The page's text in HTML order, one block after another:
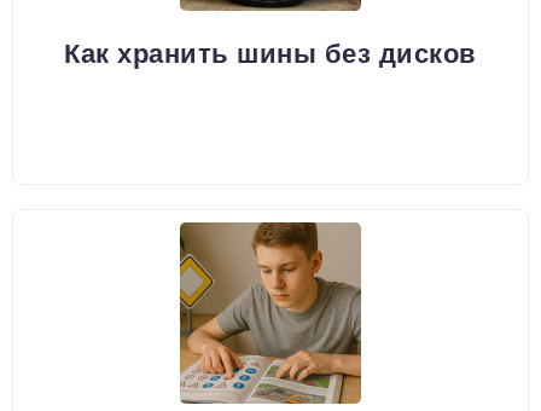
Как хранить шины без дисков